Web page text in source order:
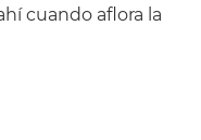
cuando aflora la